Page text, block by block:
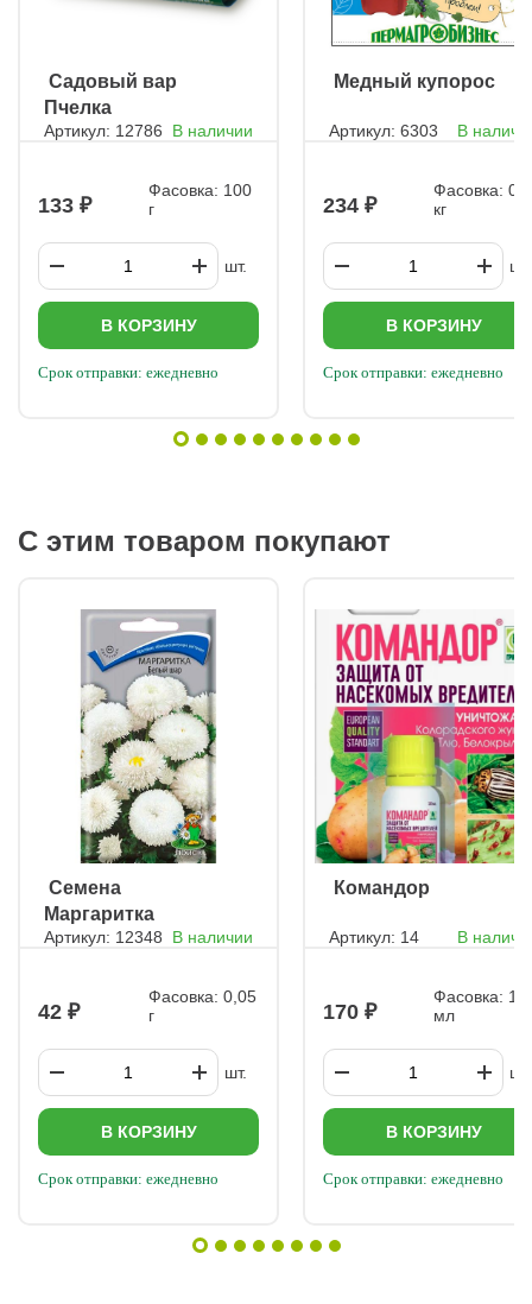
ㅤ Садовый вар
Пчелка
Артикул: 12786 В наличии
133
Фасовка: 100
г
шт.
В КОРЗИНУ
Срок отправки: ежедневно
ㅤ Медный купорос
Артикул: 6303 В
234
Фасовка: 0,2
кг
шт.
В КОРЗИНУ
Срок отправки: ежедневно
С этим товаром покупают
ㅤ Семена
Маргаритка
Белый шар
Артикул: 12348 В наличии
42
Фасовка: 0,05
г
шт.
В КОРЗИНУ
Срок отправки: ежедневно
ㅤ Командор
Артикул: 14 В
170
Фасовка: 10
мл
шт.
В КОРЗИНУ
Срок отправки: ежедневно